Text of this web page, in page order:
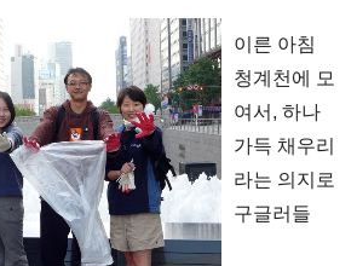
이른 아침
청계천에 모
여서, 하나
가득 채우리
라는 의지로
구글러들